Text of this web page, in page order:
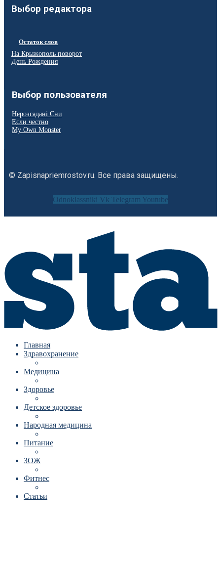
Выбор редактора
Остаток слов
На Крыжополь поворот
День Рождения
Выбор пользователя
Нерозгадані Сни
Если честно
My Own Monster
© Zapisnapriemrostov.ru. Все права защищены.
Odnoklassniki Vk Telegram Youtube
Главная
Здравохранение
Медицина
Здоровье
Детское здоровье
Народная медицина
Питание
ЗОЖ
Фитнес
Статьи